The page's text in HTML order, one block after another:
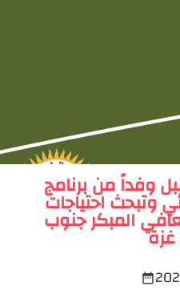
وفداً من برنامج
وتبحث احتياجات
المبكر جنوب
date_range